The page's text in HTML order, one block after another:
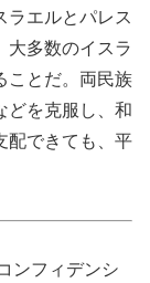
ラエルとパレス
大多数のイスラ
ことだ。両民族
どを克服し、和
配できても、平
ンフィデンシ